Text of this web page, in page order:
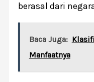
berasal dari
Baca Juga:
Manfaatnya